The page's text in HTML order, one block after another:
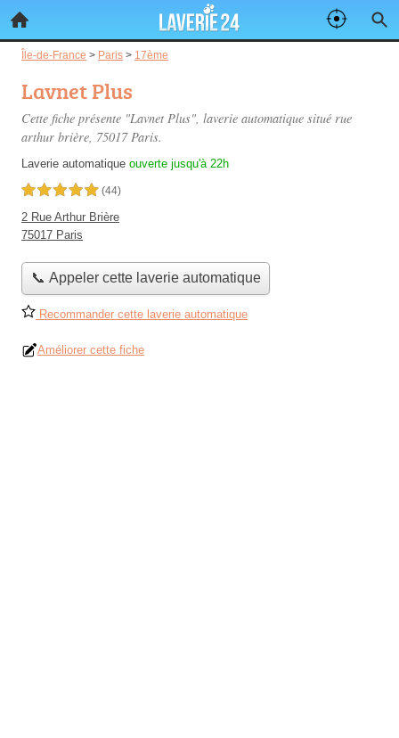
Île-de-France > Paris > 17ème
Lavnet Plus
Cette fiche présente "Lavnet Plus", laverie automatique situé rue
arthur brière, 75017 Paris.
Laverie automatique ouverte jusqu'à 22h
5,0 étoiles sur 5 (44)
2 Rue Arthur Brière
75017 Paris
📞 Appeler cette laverie automatique
Recommander cette laverie automatique
Améliorer cette fiche